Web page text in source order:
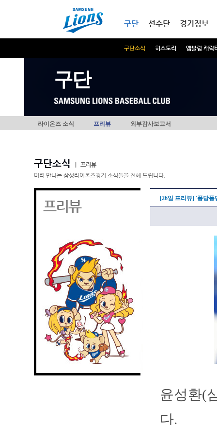
구단
구단소식 히스토리 엠블럼 캐릭
선수단 경기정보
구단
라이온즈 소식 프리뷰 외부감사보고서
구단소식
프리뷰
미리 만나는 삼성라이온즈경기 소식들을 전해 드립니다.
프리뷰 [26일 프리뷰] '퐁당
윤성환(
다.